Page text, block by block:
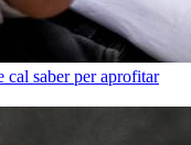
cal saber per aprofitar